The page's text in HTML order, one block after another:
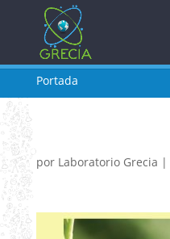
Portada
por Laboratorio Grecia |